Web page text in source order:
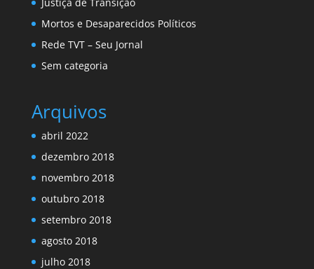
Mortos e Desaparecidos Políticos
Rede TVT – Seu Jornal
Sem categoria
Arquivos
abril 2022
dezembro 2018
novembro 2018
outubro 2018
setembro 2018
agosto 2018
julho 2018